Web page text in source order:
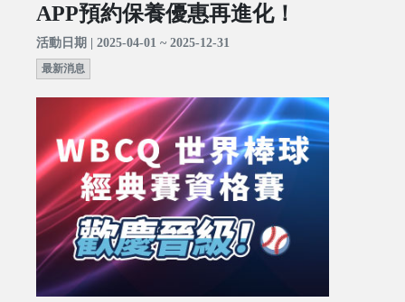
APP預約保養優惠再進化！
活動日期 | 2025-04-01 ~ 2025-12-31
最新消息